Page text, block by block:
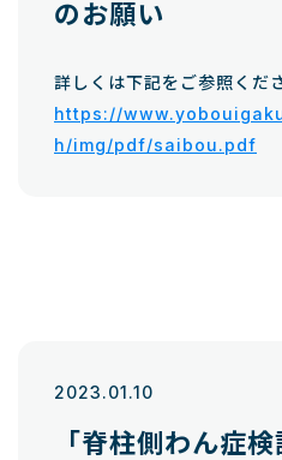
のお願い
詳しくは下記をご参照くだ
https://
h/img/pdf/saibou.pdf
2023.01.10
「脊柱側わん症